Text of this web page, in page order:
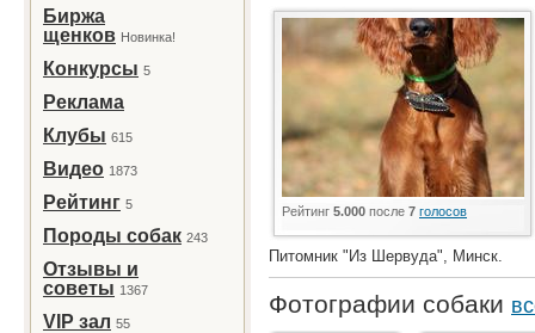
Биржа
щенков Новинка!
Конкурсы 5
Реклама
Клубы 615
Видео 1873
Рейтинг 5
Породы собак 243
Отзывы и
советы 1367
VIP зал 55
Рейтинг 5.000 после 7 голосов
Питомник "Из Шервуда", Минск.
Фотографии собаки